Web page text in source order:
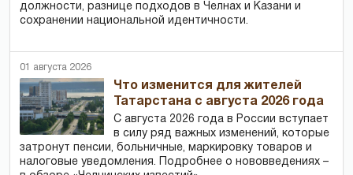
должности, разнице подходов в Челнах и Казани и
сохранении национальной идентичности.
01 августа 2026
Что изменится для жителей
Татарстана с августа 2026 года
С августа 2026 года в России вступает
в силу ряд важных изменений, которые
затронут пенсии, больничные, маркировку товаров и
налоговые уведомления. Подробнее о нововведениях –